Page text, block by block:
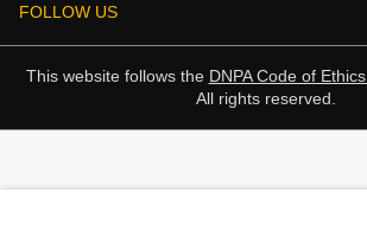
FOLLOW US
This website follows the DNPA Code of Ethics.
All rights reserved.